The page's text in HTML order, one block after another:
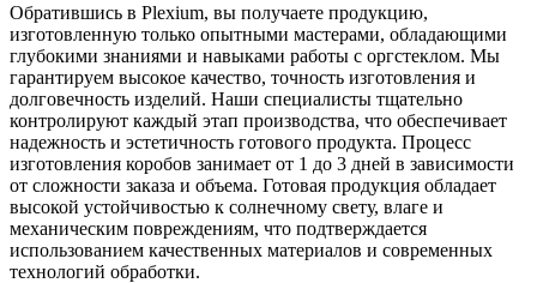
Обратившись в Plexium, вы получаете продукцию,
изготовленную только опытными мастерами, обладающими
глубокими знаниями и навыками работы с оргстеклом. Мы
гарантируем высокое качество, точность изготовления и
долговечность изделий. Наши специалисты тщательно
контролируют каждый этап производства, что обеспечивает
надежность и эстетичность готового продукта. Процесс
изготовления коробов занимает от 1 до 3 дней в зависимости
от сложности заказа и объема. Готовая продукция обладает
высокой устойчивостью к солнечному свету, влаге и
механическим повреждениям, что подтверждается
использованием качественных материалов и современных
технологий обработки.